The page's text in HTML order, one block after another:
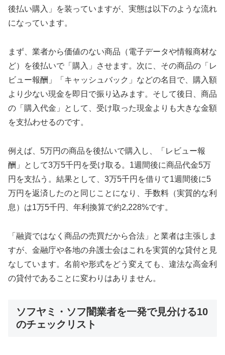
後払い購入」を装っていますが、実態は以下のような流れ
になっています。
まず、業者から価値のない商品（電子データや情報商材な
ど）を後払いで「購入」させます。次に、その商品の「レ
ビュー報酬」「キャッシュバック」などの名目で、購入額
より少ない現金を即日で振り込みます。そして後日、商品
の「購入代金」として、受け取った現金よりも大きな金額
を支払わせるのです。
例えば、5万円の商品を後払いで購入し、「レビュー報
酬」として3万5千円を受け取る。1週間後に商品代金5万
円を支払う。結果として、3万5千円を借りて1週間後に5
万円を返済したのと同じことになり、手数料（実質的な利
息）は1万5千円、年利換算で約2,228%です。
「融資ではなく商品の売買だから合法」と業者は主張しま
すが、金融庁や各地の弁護士会はこれを実質的な貸付と見
なしています。名前や形式をどう変えても、違法な高金利
の貸付であることに変わりはありません。
ソフヤミ・ソフ闇業者を一発で見分ける10
のチェックリスト